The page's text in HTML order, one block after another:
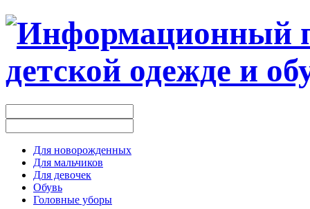
Для новорожденных
Для мальчиков
Для девочек
Обувь
Головные уборы